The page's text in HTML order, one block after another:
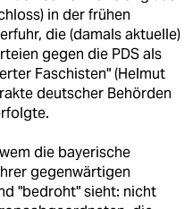
in der frühen
die (damals aktuelle)
gegen die PDS als
Faschisten" (Helmut
deutscher Behörden
die bayerische
gegenwärtigen
"bedroht" sieht: nicht